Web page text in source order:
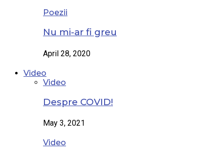
Poezii
Nu mi-ar fi greu
April 28, 2020
Video
Video
Despre COVID!
May 3, 2021
Video